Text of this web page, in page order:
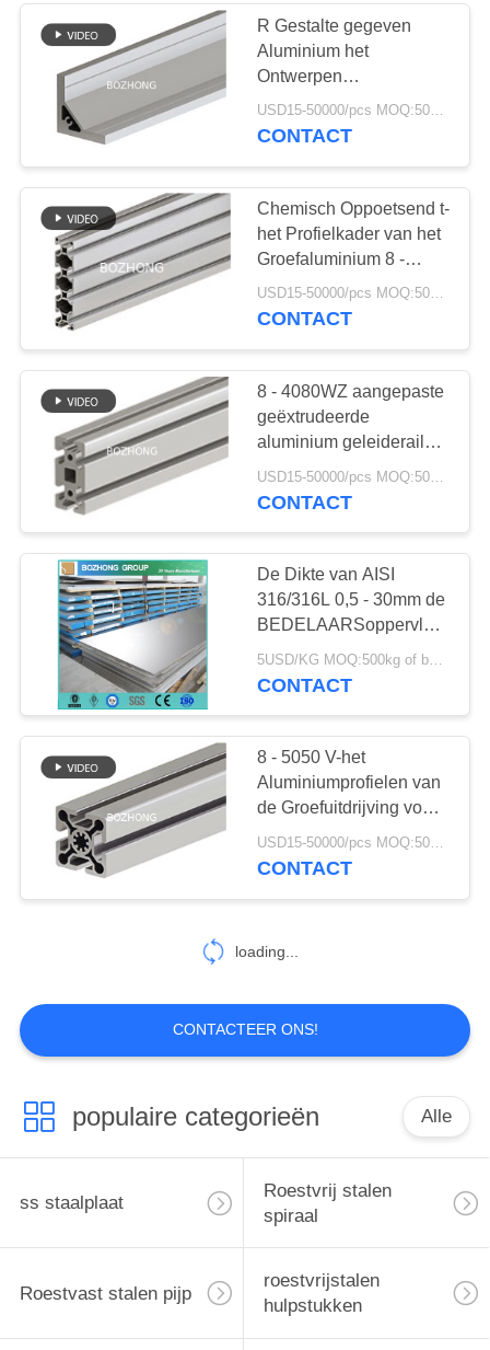
roestvrij staal bar
Inox flens
15
Roestvrij staaldraad
de plaat van het
legeringsstaal
34
De Rol van het
12
Gelegeerd staal pijp
19
R Gestalte gegeven
Aluminium het
Ontwerpen
Uitdrijvingsprofiel
LZ8080 voor Industrie
USD15-50000/pcs MOQ:500kg
CONTACT
Chemisch Oppoetsend t-
het Profielkader van het
Groefaluminium 8 -
30120 30 Reeksen
USD15-50000/pcs MOQ:500kg
CONTACT
8 - 4080WZ aangepaste
geëxtrudeerde
aluminium geleiderails
V-sleuf
CONTACT
De Dikte van AISI
316/316L 0,5 - 30mm de
BEDELAARSoppervlakte
Acero Inoxidable van het
Roestvrij staalblad 2B
5USD/KG MOQ:500kg of besproken.
CONTACT
8 - 5050 V-het
Aluminiumprofielen van
de Groefuitdrijving voor
Gidssporen
USD15-50000/pcs MOQ:500kg
CONTACT
loading...
CONTACTEER ONS!
populaire categorieën Alle
ss staalplaat
Roestvrij stalen
spiraal
Roestvast stalen pijp
roestvrijstalen
hulpstukken